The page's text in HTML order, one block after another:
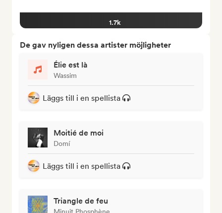
1.7k
De gav nyligen dessa artister möjligheter
Élie est là
Wassim
Läggs till i en spellista
Moitié de moi
Domí
Läggs till i en spellista
Triangle de feu
Minuit Phosphène